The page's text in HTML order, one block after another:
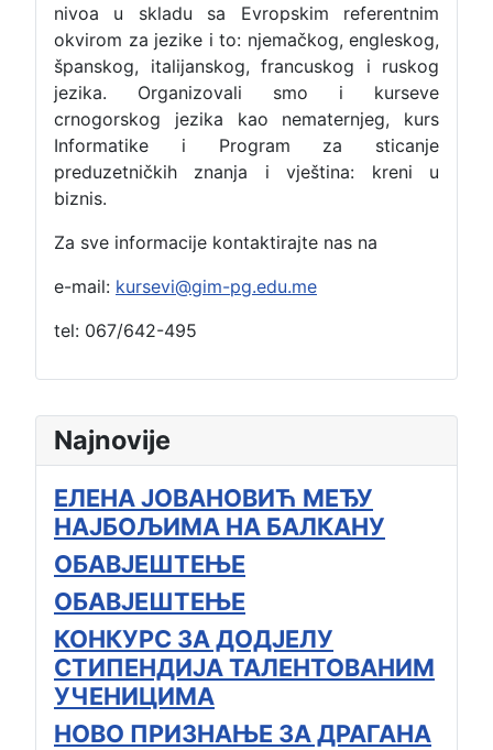
Najnovije
ЕЛЕНА ЈОВАНОВИЋ МЕЂУ
НАЈБОЉИМА НА БАЛКАНУ
ОБАВЈЕШТЕЊЕ
ОБАВЈЕШТЕЊЕ
КОНКУРС ЗА ДОДЈЕЛУ
СТИПЕНДИЈА ТАЛЕНТОВАНИМ
УЧЕНИЦИМА
НОВО ПРИЗНАЊЕ ЗА ДРАГАНА
nivoa u skladu sa Evropskim referentnim
okvirom za jezike i to: njemačkog, engleskog,
španskog, italijanskog, francuskog i ruskog
jezika. Organizovali smo i kurseve
crnogorskog jezika kao nematernjeg, kurs
Informatike i Program za sticanje
preduzetničkih znanja i vještina: kreni u
biznis.
Za sve informacije kontaktirajte nas na
e-mail: kursevi@gim-pg.edu.me
tel: 067/642-495